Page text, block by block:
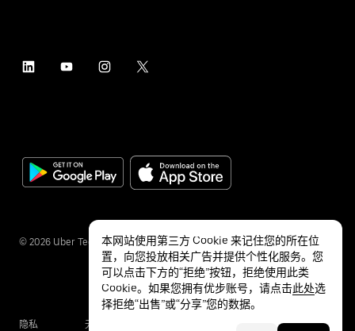
© 2026 Uber Technologies Inc.
隐私 无障碍服务
本网站使用第三方 Cookie 来记住您的所在位
置，向您投放相关广告并提供个性化服务。您
可以点击下方的“拒绝”按钮，拒绝使用此类
Cookie。如果您拥有优步账号，请点击此处选
择拒绝“出售”或“分享”您的数据。